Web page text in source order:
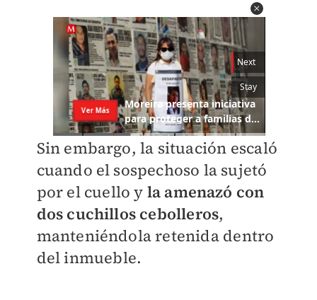
Sin embargo, la situación escaló
cuando el sospechoso la sujetó
por el cuello y la amenazó con
dos cuchillos cebolleros,
manteniéndola retenida dentro
del inmueble.